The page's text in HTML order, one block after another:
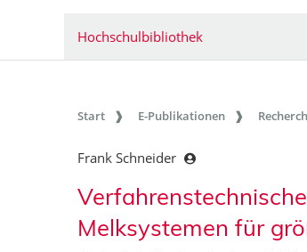
Hochschulbibliothek
Start E-Publikationen
Frank Schneider
Melksystemen für